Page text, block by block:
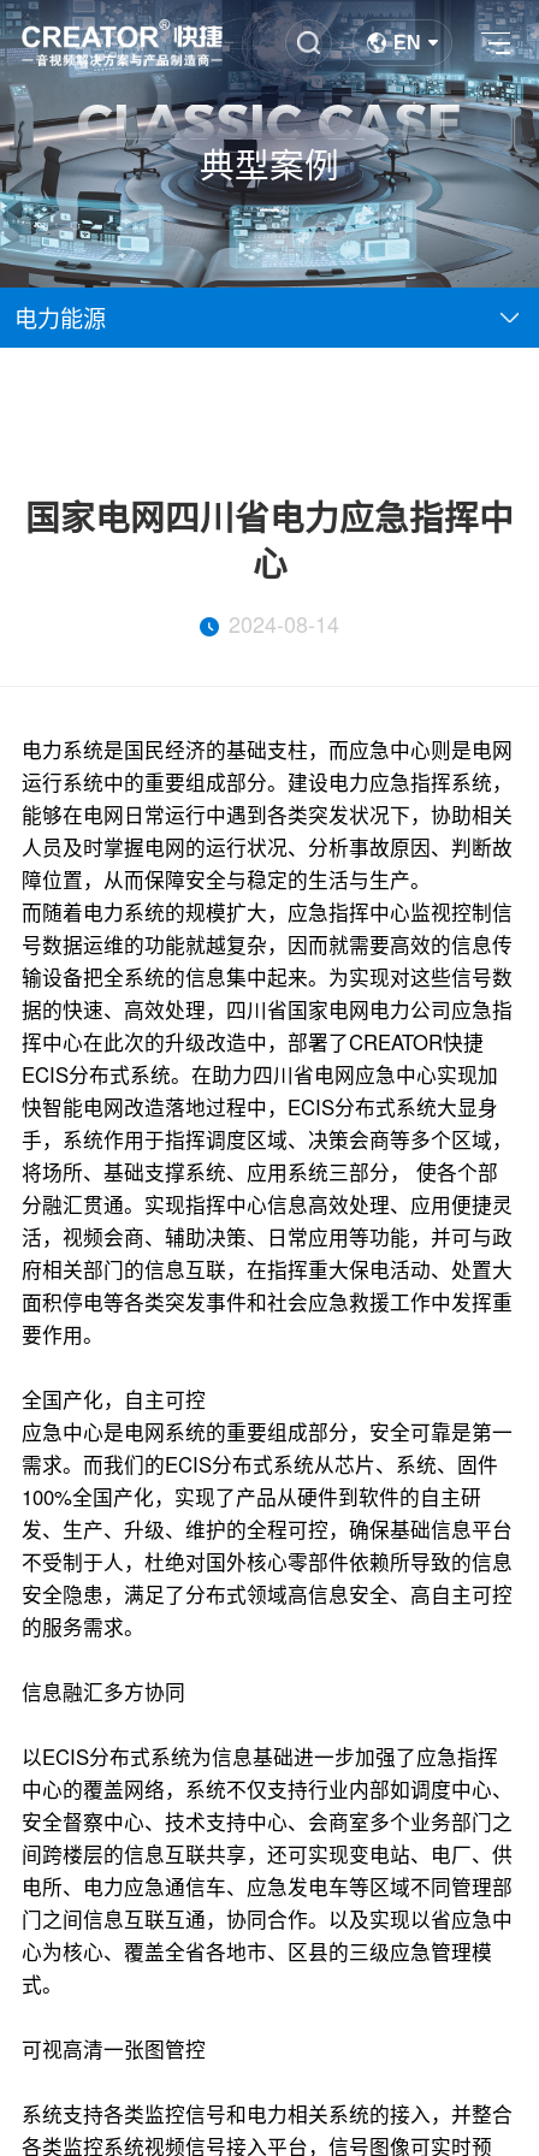
EN
CLASSIC CASE
典型案例
电力能源
国家电网四川省电力应急指挥中
心
2024-08-14
电力系统是国民经济的基础支柱，而应急中心则是电网
运行系统中的重要组成部分。建设电力应急指挥系统，
能够在电网日常运行中遇到各类突发状况下，协助相关
人员及时掌握电网的运行状况、分析事故原因、判断故
障位置，从而保障安全与稳定的生活与生产。
而随着电力系统的规模扩大，应急指挥中心监视控制信
号数据运维的功能就越复杂，因而就需要高效的信息传
输设备把全系统的信息集中起来。为实现对这些信号数
据的快速、高效处理，四川省国家电网电力公司应急指
挥中心在此次的升级改造中，部署了CREATOR快捷
ECIS分布式系统。 在助力四川省电网应急中心实现加
快智能电网改造落地过程中，ECIS分布式系统大显身
手，系统作用于指挥调度区域、决策会商等多个区域，
将场所、基础支撑系统、应用系统三部分， 使各个部
分融汇贯通。 实现指挥中心信息高效处理、应用便捷灵
活，视频会商、辅助决策、日常应用等功能，并可与政
府相关部门的信息互联，在指挥重大保电活动、处置大
面积停电等各类突发事件和社会应急救援工作中发挥重
要作用。
全国产化，自主可控
应急中心是电网系统的重要组成部分，安全可靠是第一
需求。而我们的ECIS分布式系统从芯片、系统、固件
100%全国产化，实现了产品从硬件到软件的自主研
发、生产、升级、维护的全程可控，确保基础信息平台
不受制于人，杜绝对国外核心零部件依赖所导致的信息
安全隐患，满足了分布式领域高信息安全、高自主可控
的服务需求。
信息融汇多方协同
以ECIS分布式系统为信息基础进一步加强了应急指挥
中心的覆盖网络，系统不仅支持行业内部如调度中心、
安全督察中心、技术支持中心、会商室多个业务部门之
间跨楼层的信息互联共享，还可实现变电站、电厂、供
电所、电力应急通信车、应急发电车等区域不同管理部
门之间信息互联互通，协同合作。以及实现以省应急中
心为核心、覆盖全省各地市、区县的三级应急管理模
式。
可视高清一张图管控
系统支持各类监控信号和电力相关系统的接入，并整合
各类监控系统视频信号接入平台，信号图像可实时预